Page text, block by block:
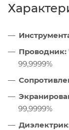
Проводник:
99,9999%
99,9999%